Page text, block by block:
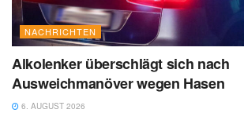
NACHRICHTEN
Alkolenker überschlägt sich nach
Ausweichmanöver wegen Hasen
6. AUGUST 2026